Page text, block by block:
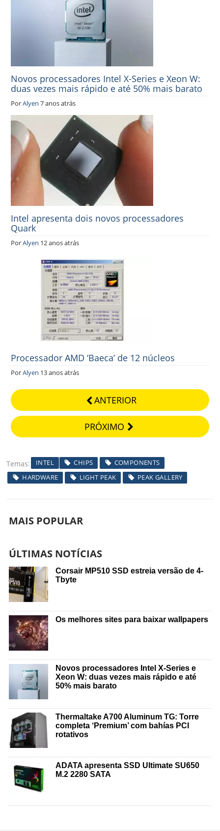
Novos processadores Intel X-Series e Xeon W:
duas vezes mais rápido e até 50% mais barato
PorAlyen 7 anos atrás
Intel apresenta dois novos processadores
Quark
PorAlyen 12 anos atrás
Processador AMD ‘Baeca’ de 12 núcleos
PorAlyen 13 anos atrás
ANTERIOR
PRÓXIMO
Temas INTEL CHIPS
COMPONENTS
HARDWARE
LIGHT PEAK PEAK GALLERY
MAIS POPULAR
ÚLTIMAS NOTÍCIAS
Corsair MP510 SSD estreia versão de 4-
Tbyte
Os melhores sites para baixar wallpapers
Novos processadores Intel X-Series e
Xeon W: duas vezes mais rápido e até
50% mais barato
Thermaltake A700 Aluminum TG: Torre
completa ‘Premium’ com bahías PCI
rotativos
ADATA apresenta SSD Ultimate SU650
M.2 2280 SATA